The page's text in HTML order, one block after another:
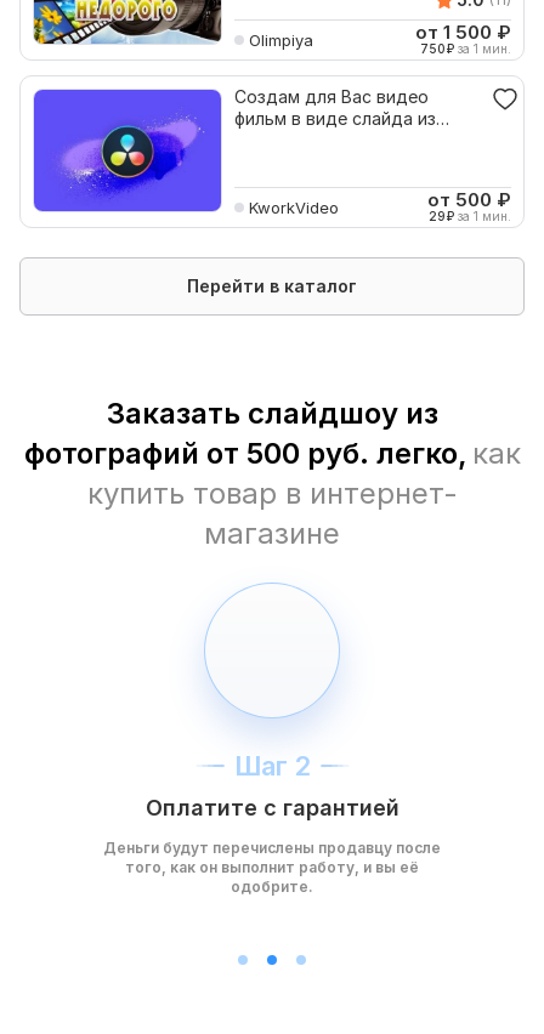
Olimpiya от 1 500 ₽
750₽ за 1 мин.
Создам для Вас видео
фильм в виде слайда из
KworkVideo от 500 ₽
29₽ за 1 мин.
Перейти в каталог
Заказать слайдшоу из
фотографий от 500 руб. легко, как
купить товар в интернет-
магазине
Шаг 2
Оплатите с гарантией
Деньги будут перечислены продавцу после
того, как он выполнит работу, и вы её
одобрите.